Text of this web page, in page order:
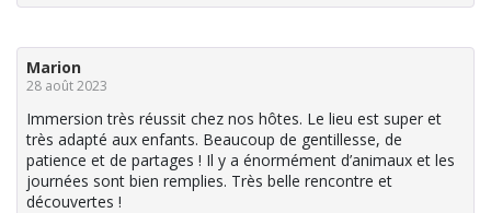
Marion
28 août 2023
Immersion très réussit chez nos hôtes. Le lieu est super et
très adapté aux enfants. Beaucoup de gentillesse, de
patience et de partages ! Il y a énormément d’animaux et les
journées sont bien remplies. Très belle rencontre et
découvertes !